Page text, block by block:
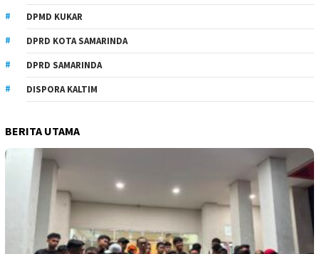
DPMD KUKAR
DPRD KOTA SAMARINDA
DPRD SAMARINDA
DISPORA KALTIM
BERITA UTAMA